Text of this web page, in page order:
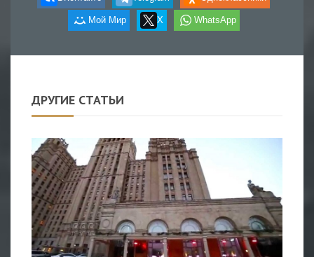
Мой Мир X WhatsApp
ДРУГИЕ СТАТЬИ